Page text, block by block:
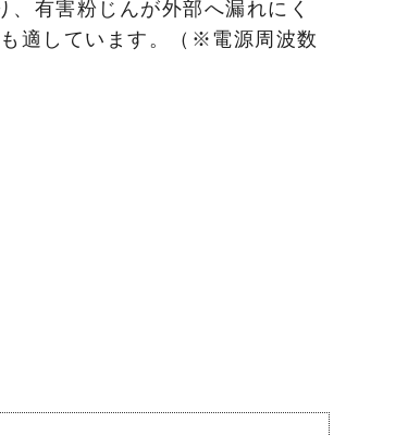
、有害粉じんが外部へ漏れにく
適しています。
（※電源周波数